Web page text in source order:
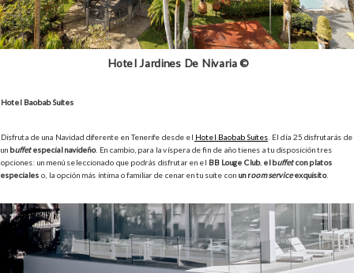
Hotel Jardines De Nivaria ©
Hotel Baobab Suites
Disfruta de una Navidad diferente en Tenerife desde el Hotel Baobab Suites. El día 25 disfrutarás de
un buffetespecial navideño. En cambio, para la víspera de fin de año tienes a tu disposición tres
opciones: un menú seleccionado que podrás disfrutar en el BB Louge Club, el buffetcon platos
especiales o, la opción más íntima o familiar de cenar en tu suite con un room serviceexquisito.